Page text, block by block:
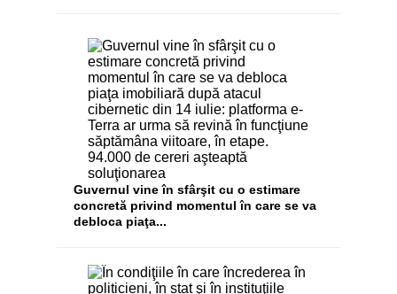
Guvernul vine în sfârşit cu o estimare
concretă privind momentul în care se va
debloca piaţa...